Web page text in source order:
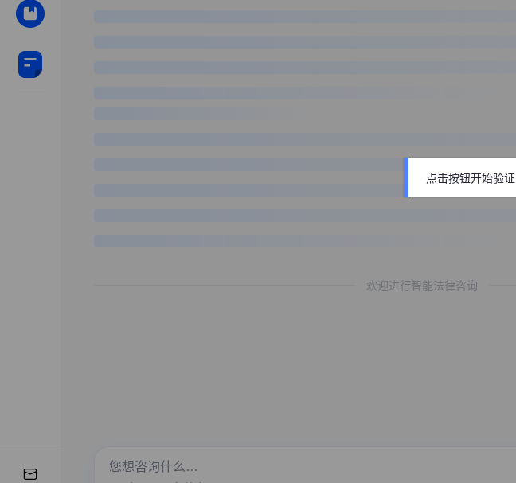
欢迎进行智能法律咨询
点击按钮开始验证